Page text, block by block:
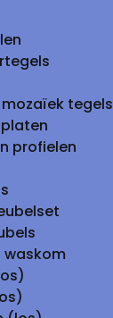
tegels
profielen
waskom